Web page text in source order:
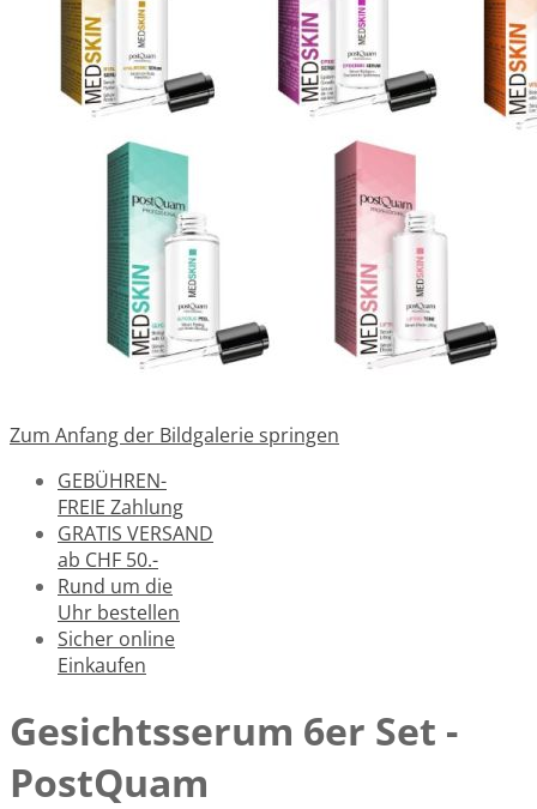
Zum Anfang der Bildgalerie springen
GEBÜHREN-
FREIE Zahlung
GRATIS VERSAND
ab CHF 50.-
Rund um die
Uhr bestellen
Sicher online
Einkaufen
Gesichtsserum 6er Set -
PostQuam